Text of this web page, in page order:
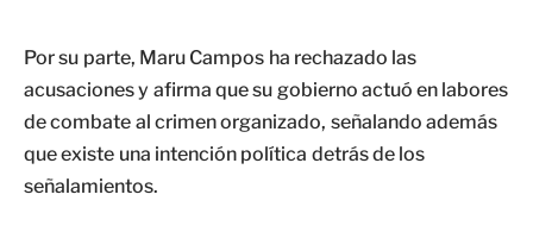
Por su parte, Maru Campos ha rechazado las
acusaciones y afirma que su gobierno actuó en labores
de combate al crimen organizado, señalando además
que existe una intención política detrás de los
señalamientos.